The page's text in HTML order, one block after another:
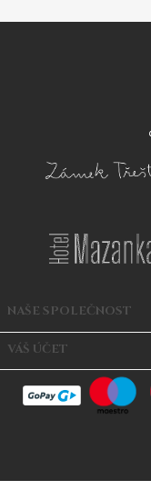
NAŠE SPOLEČNOST
VÁŠ ÚČET